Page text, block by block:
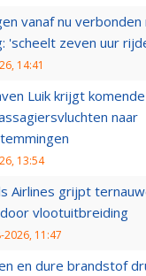
vanaf nu
'scheelt zeven uur
14:41
Luik krijgt
naar
13:54
Airlines grijpt
vlootuitbreiding
2026, 11:47
en dure brandstof